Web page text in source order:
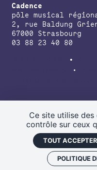
Ce site utilise
contrôle sur ceux
TOUT ACCEPTER
POLITIQUE
Cadence
pôle musical
2, rue Baldung
67000 Strasbourg
03 88 23 40 80
avec le soutien de la Direction
Grand Est, de la Région
d’Alsace.